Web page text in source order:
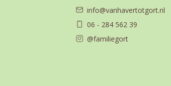
info@vanhavertotgort.nl
06 - 284 562 39
@familiegort